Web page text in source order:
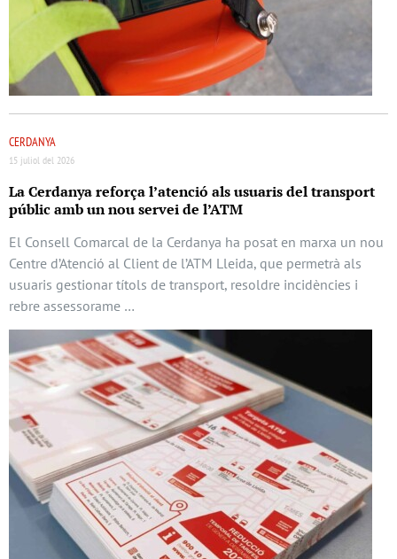
CERDANYA
15 juliol del 2026
La Cerdanya reforça l’atenció als usuaris del transport
públic amb un nou servei de l’ATM
El Consell Comarcal de la Cerdanya ha posat en marxa un nou
Centre d’Atenció al Client de l’ATM Lleida, que permetrà als
usuaris gestionar títols de transport, resoldre incidències i
rebre assessorame …